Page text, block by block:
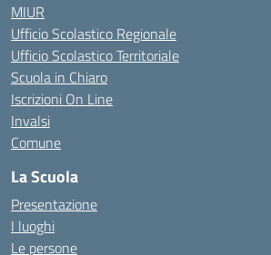
MIUR
Ufficio Scolastico Regionale
Ufficio Scolastico Territoriale
Scuola in Chiaro
Iscrizioni On Line
Invalsi
Comune
La Scuola
Presentazione
I luoghi
Le persone